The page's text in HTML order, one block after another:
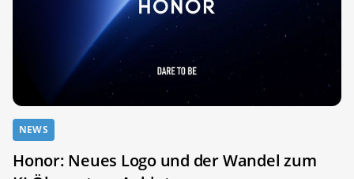
NEWS
Honor: Neues Logo und der Wandel zum